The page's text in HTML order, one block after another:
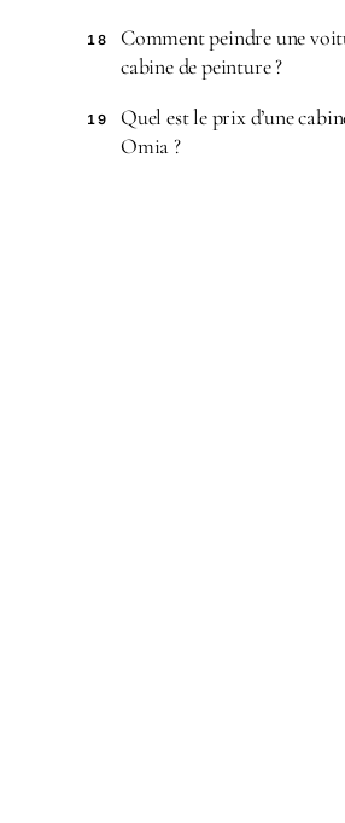
18
Comment peindre une
cabine de peinture ?
19
Quel est le prix d’une
Omia ?